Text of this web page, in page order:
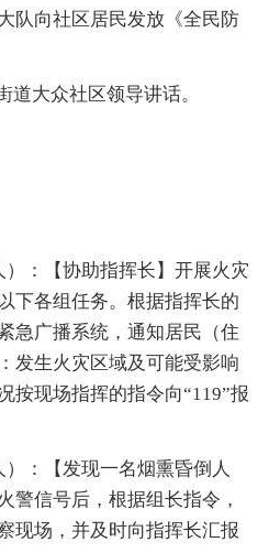
队向社区居民发放《全民防
大众社区领导讲话。
【协助指挥长】开展火灾
下各组任务。根据指挥长的
急广播系统，通知居民（住
发生火灾区域及可能受影响
按现场指挥的指令向“119”报
【发现一名烟熏昏倒人
警信号后，根据组长指令，
现场，并及时向指挥长汇报